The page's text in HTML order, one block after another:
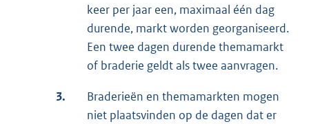
keer per jaar een, maximaal één dag
durende, markt worden georganiseerd.
Een twee dagen durende themamarkt
of braderie geldt als twee aanvragen.
3.
Braderieën en themamarkten mogen
niet plaatsvinden op de dagen dat er